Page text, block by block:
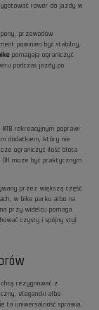
rower do jazdy w
przewodów
powinien być stabilny,
pomagają ograniczyć
podczas jazdy po
rekreacyjnym poprawi
dodatkiem, który nie
ograniczyć ilość błota
DH może być praktycznym
przez większą część
w bike parku albo na
przy widelcu pomaga
czysty i spójny styl
rezygnować z
elegancki albo
ta uniwersalność sprawia,